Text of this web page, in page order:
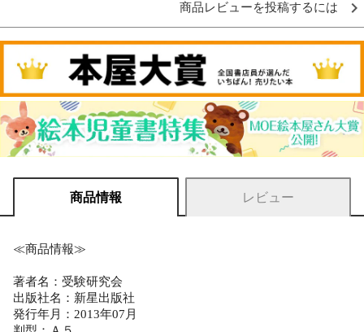
商品レビューを投稿するには
商品情報 レビュー
≪商品情報≫
著者名：受験研究会
出版社名：新星出版社
発行年月：2013年07月